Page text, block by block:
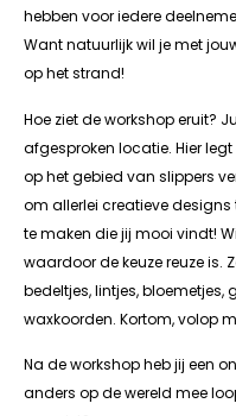
hebben voor iedere
Want natuurlijk wil je met
op het strand!
Hoe ziet de workshop eruit?
afgesproken locatie. Hier
op het gebied van slippers
om allerlei creatieve designs
te maken die jij mooi vindt!
waardoor de keuze reuze is.
bedeltjes, lintjes, bloemetjes,
waxkoorden. Kortom, volop
Na de workshop heb jij een
anders op de wereld mee